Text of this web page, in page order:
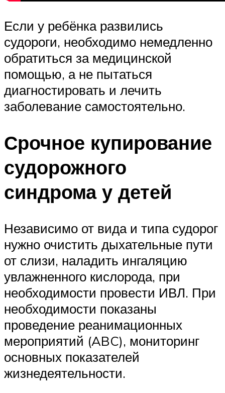
Если у ребёнка развились
судороги, необходимо немедленно
обратиться за медицинской
помощью, а не пытаться
диагностировать и лечить
заболевание самостоятельно.
Срочное купирование
судорожного
синдрома у детей
Независимо от вида и типа судорог
нужно очистить дыхательные пути
от слизи, наладить ингаляцию
увлажненного кислорода, при
необходимости провести ИВЛ. При
необходимости показаны
проведение реанимационных
мероприятий (ABC), мониторинг
основных показателей
жизнедеятельности.